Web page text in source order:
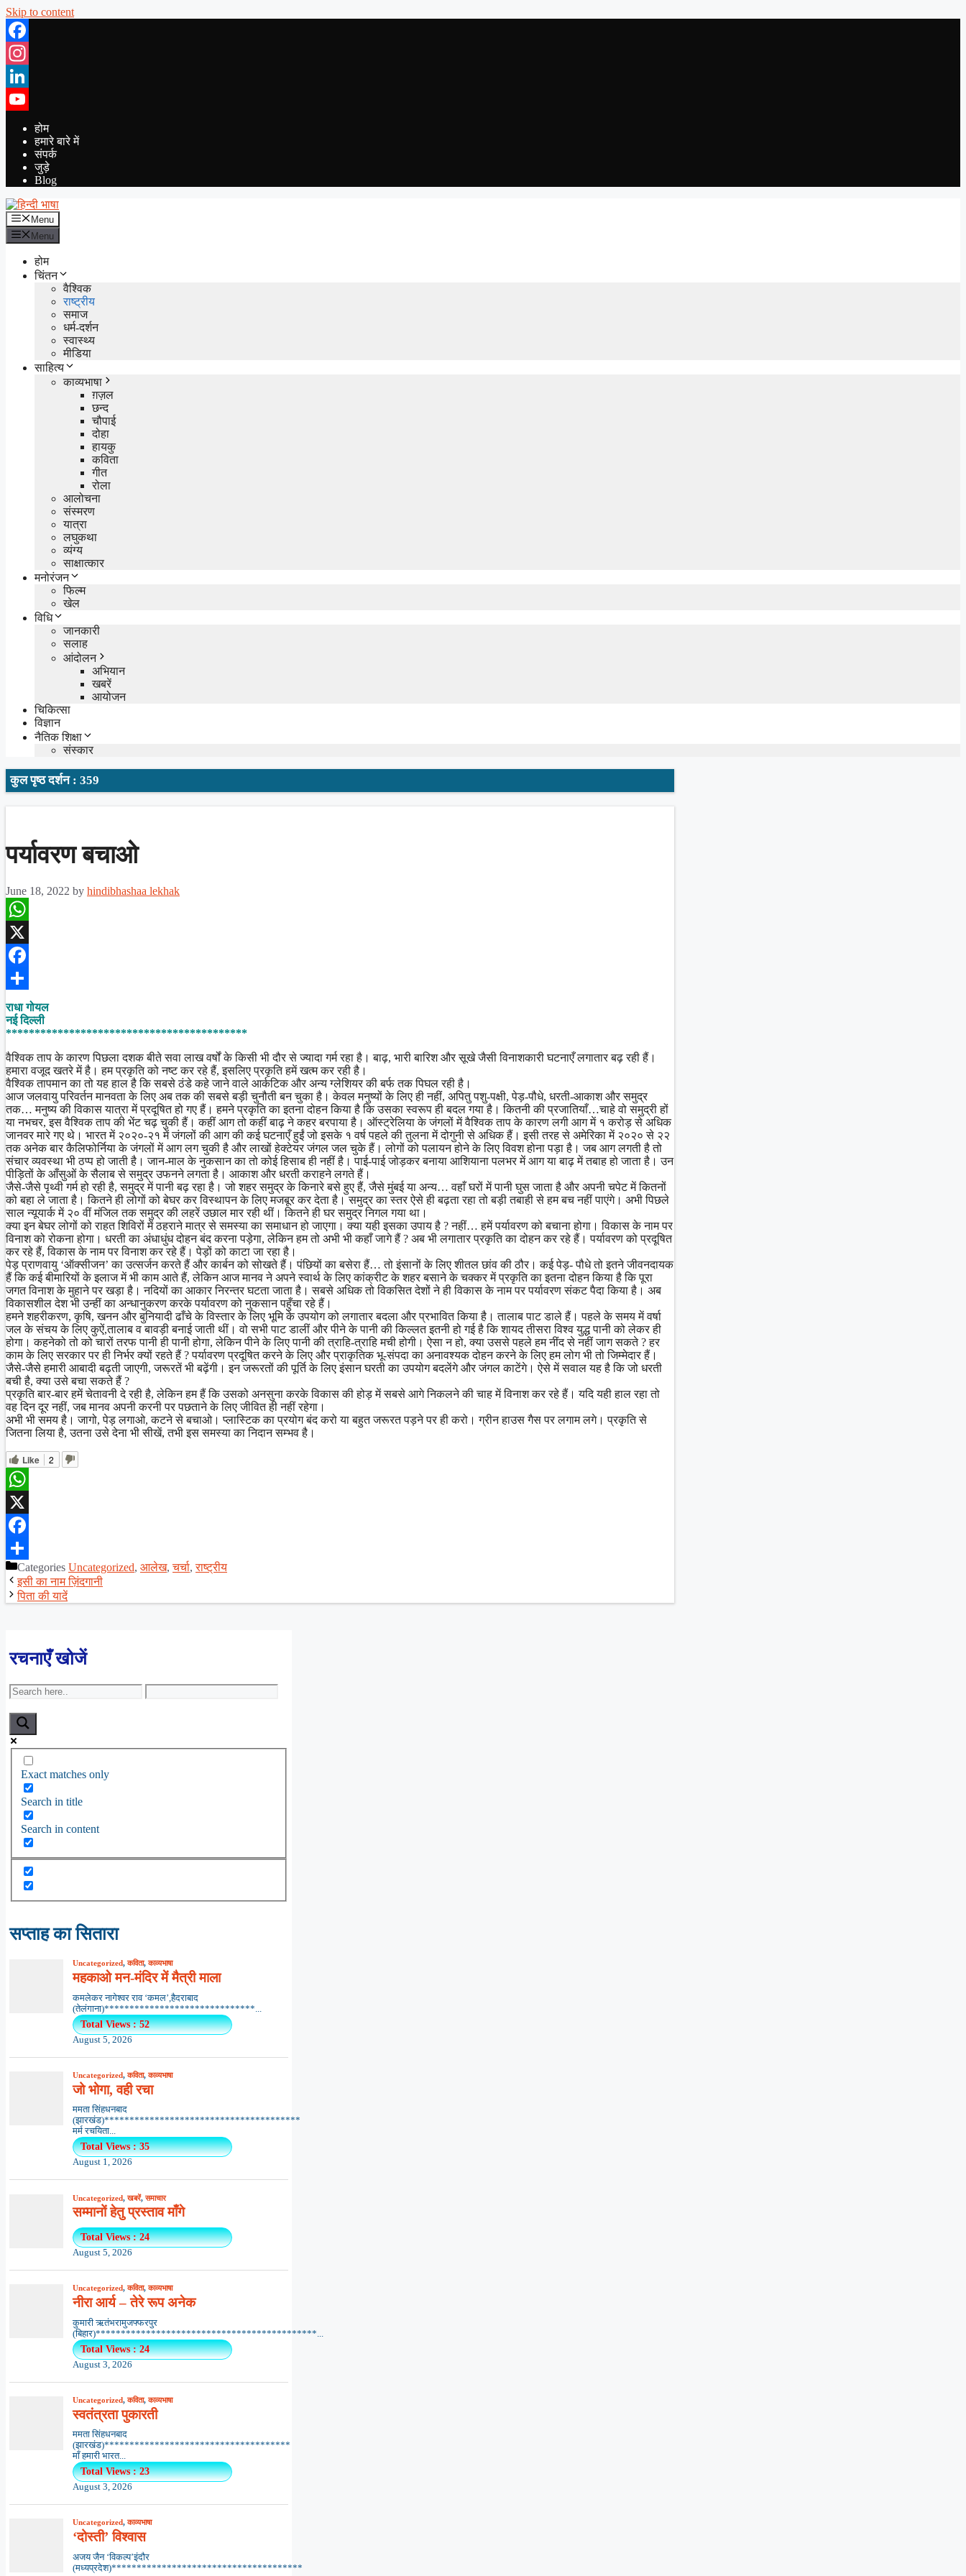
Skip to content
Facebook
Instagram
LinkedIn
YouTube
होम
हमारे बारे में
संपर्क
जुड़े
Blog
Menu
Menu
होम
चिंतन
वैश्विक
राष्ट्रीय
समाज
धर्म-दर्शन
स्वास्थ्य
मीडिया
साहित्य
काव्यभाषा
ग़ज़ल
छन्द
चौपाई
दोहा
हायकु
कविता
गीत
रोला
आलोचना
संस्मरण
यात्रा
लघुकथा
व्यंग्य
साक्षात्कार
मनोरंजन
फिल्म
खेल
विधि
जानकारी
सलाह
आंदोलन
अभियान
खबरें
आयोजन
चिकित्सा
विज्ञान
नैतिक शिक्षा
संस्कार
कुल पृष्ठ दर्शन : 359
पर्यावरण बचाओ
June 18, 2022 by hindibhashaa lekhak
WhatsApp
X
Facebook
Share
राधा गोयल
नई दिल्ली
******************************************
वैश्विक ताप के कारण पिछला दशक बीते सवा लाख वर्षों के किसी भी दौर से ज्यादा गर्म रहा है। बाढ़, भारी बारिश और सूखे जैसी विनाशकारी घटनाएँ लगातार बढ़ रही हैं।
हमारा वजूद खतरे में है। हम प्रकृति को नष्ट कर रहे हैं, इसलिए प्रकृति हमें खत्म कर रही है।
वैश्विक तापमान का तो यह हाल है कि सबसे ठंडे कहे जाने वाले आर्कटिक और अन्य ग्लेशियर की बर्फ तक पिघल रही है।
आज जलवायु परिवर्तन मानवता के लिए अब तक की सबसे बड़ी चुनौती बन चुका है। केवल मनुष्यों के लिए ही नहीं, अपितु पशु-पक्षी, पेड़-पौधे, धरती-आकाश और समुद्र
तक… मनुष्य की विकास यात्रा में प्रदूषित हो गए हैं। हमने प्रकृति का इतना दोहन किया है कि उसका स्वरूप ही बदल गया है। कितनी की प्रजातियाँ…चाहे वो समुद्री हों
या नभचर, इस वैश्विक ताप की भेंट चढ़ चुकी हैं। कहीं आग तो कहीं बाढ़ ने कहर बरपाया है। ऑस्ट्रेलिया के जंगलों में वैश्विक ताप के कारण लगी आग में १ करोड़ से अधिक
जानवर मारे गए थे। भारत में २०२०-२१ में जंगलों की आग की कई घटनाएँ हुईं जो इसके १ वर्ष पहले की तुलना में दोगुनी से अधिक हैं। इसी तरह से अमेरिका में २०२० से २२
तक अनेक बार कैलिफोर्निया के जंगलों में आग लग चुकी है और लाखों हेक्टेयर जंगल जल चुके हैं। लोगों को पलायन होने के लिए विवश होना पड़ा है। जब आग लगती है तो
संचार व्यवस्था भी ठप्प हो जाती है। जान-माल के नुकसान का तो कोई हिसाब ही नहीं है। पाई-पाई जोड़कर बनाया आशियाना पलभर में आग या बाढ़ में तबाह हो जाता है। उन
पीड़ितों के आँसुओं के सैलाब से समुद्र उफनने लगता है। आकाश और धरती कराहने लगते हैं।
जैसे-जैसे पृथ्वी गर्म हो रही है, समुद्र में पानी बढ़ रहा है। जो शहर समुद्र के किनारे बसे हुए हैं, जैसे मुंबई या अन्य… वहाँ घरों में पानी घुस जाता है और अपनी चपेट में कितनों
को बहा ले जाता है। कितने ही लोगों को बेघर कर विस्थापन के लिए मजबूर कर देता है। समुद्र का स्तर ऐसे ही बढ़ता रहा तो बड़ी तबाही से हम बच नहीं पाएंगे। अभी पिछले
साल न्यूयार्क में २० वीं मंजिल तक समुद्र की लहरें उछाल मार रही थीं। कितने ही घर समुद्र निगल गया था।
क्या इन बेघर लोगों को राहत शिविरों में ठहराने मात्र से समस्या का समाधान हो जाएगा। क्या यही इसका उपाय है ? नहीं… हमें पर्यावरण को बचाना होगा। विकास के नाम पर
विनाश को रोकना होगा। धरती का अंधाधुंध दोहन बंद करना पड़ेगा, लेकिन हम तो अभी भी कहाँ जागे हैं ? अब भी लगातार प्रकृति का दोहन कर रहे हैं। पर्यावरण को प्रदूषित
कर रहे हैं, विकास के नाम पर विनाश कर रहे हैं। पेड़ों को काटा जा रहा है।
पेड़ प्राणवायु ‘ऑक्सीजन’ का उत्सर्जन करते हैं और कार्बन को सोखते हैं। पंछियों का बसेरा हैं… तो इंसानों के लिए शीतल छांव की ठौर। कई पेड़- पौधे तो इतने जीवनदायक
हैं कि कई बीमारियों के इलाज में भी काम आते हैं, लेकिन आज मानव ने अपने स्वार्थ के लिए कांक्रीट के शहर बसाने के चक्कर में प्रकृति का इतना दोहन किया है कि पूरा
जगत विनाश के मुहाने पर खड़ा है। नदियों का आकार निरन्तर घटता जाता है। सबसे अधिक तो विकसित देशों ने ही विकास के नाम पर पर्यावरण संकट पैदा किया है। अब
विकासशील देश भी उन्हीं का अन्धानुकरण करके पर्यावरण को नुकसान पहुँचा रहे हैं।
हमने शहरीकरण, कृषि, खनन और बुनियादी ढाँचे के विस्तार के लिए भूमि के उपयोग को लगातार बदला और प्रभावित किया है। तालाब पाट डाले हैं। पहले के समय में वर्षा
जल के संचय के लिए कुऐं,तालाब व बावड़ी बनाई जाती थीं। वो सभी पाट डालीं और पीने के पानी की किल्लत इतनी हो गई है कि शायद तीसरा विश्व युद्ध पानी को लेकर ही
होगा। कहनेको तो को चारों तरफ पानी ही पानी होगा, लेकिन पीने के लिए पानी की त्राहि-त्राहि मची होगी। ऐसा न हो, क्या उससे पहले हम नींद से नहीं जाग सकते ? हर
काम के लिए सरकार पर ही निर्भर क्यों रहते हैं ? पर्यावरण प्रदूषित करने के लिए और प्राकृतिक भू-संपदा का अनावश्यक दोहन करने के लिए हम लोग भी तो जिम्मेदार हैं।
जैसे-जैसे हमारी आबादी बढ़ती जाएगी, जरूरतें भी बढ़ेंगी। इन जरूरतों की पूर्ति के लिए इंसान घरती का उपयोग बदलेंगे और जंगल काटेंगे। ऐसे में सवाल यह है कि जो धरती
बची है, क्या उसे बचा सकते हैं ?
प्रकृति बार-बार हमें चेतावनी दे रही है, लेकिन हम हैं कि उसको अनसुना करके विकास की होड़ में सबसे आगे निकलने की चाह में विनाश कर रहे हैं। यदि यही हाल रहा तो
वह दिन दूर नहीं, जब मानव अपनी करनी पर पछताने के लिए जीवित ही नहीं रहेगा।
अभी भी समय है। जागो, पेड़ लगाओ, कटने से बचाओ। प्लास्टिक का प्रयोग बंद करो या बहुत जरूरत पड़ने पर ही करो। ग्रीन हाउस गैस पर लगाम लगे। प्रकृति से
जितना लिया है, उतना उसे देना भी सीखें, तभी इस समस्या का निदान सम्भव है।
Like 2
WhatsApp
X
Facebook
ShareCategories Uncategorized, आलेख,चर्चा,राष्ट्रीय
इसी का नाम ज़िंदगानी
पिता की यादें
रचनाएँ खोजें
Exact matches only
Search in title
Search in content
सप्ताह का सितारा